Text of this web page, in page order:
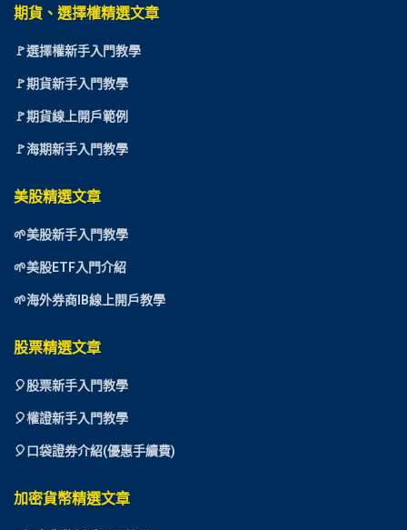
期貨、選擇權精選文章
🚩選擇權新手入門教學
🚩期貨新手入門教學
🚩期貨線上開戶範例
🚩海期新手入門教學
美股精選文章
🌱美股新手入門教學
🌱美股ETF入門介紹
🌱海外券商IB線上開戶教學
股票精選文章
🎈股票新手入門教學
🎈權證新手入門教學
🎈口袋證券介紹(優惠手續費)
加密貨幣精選文章